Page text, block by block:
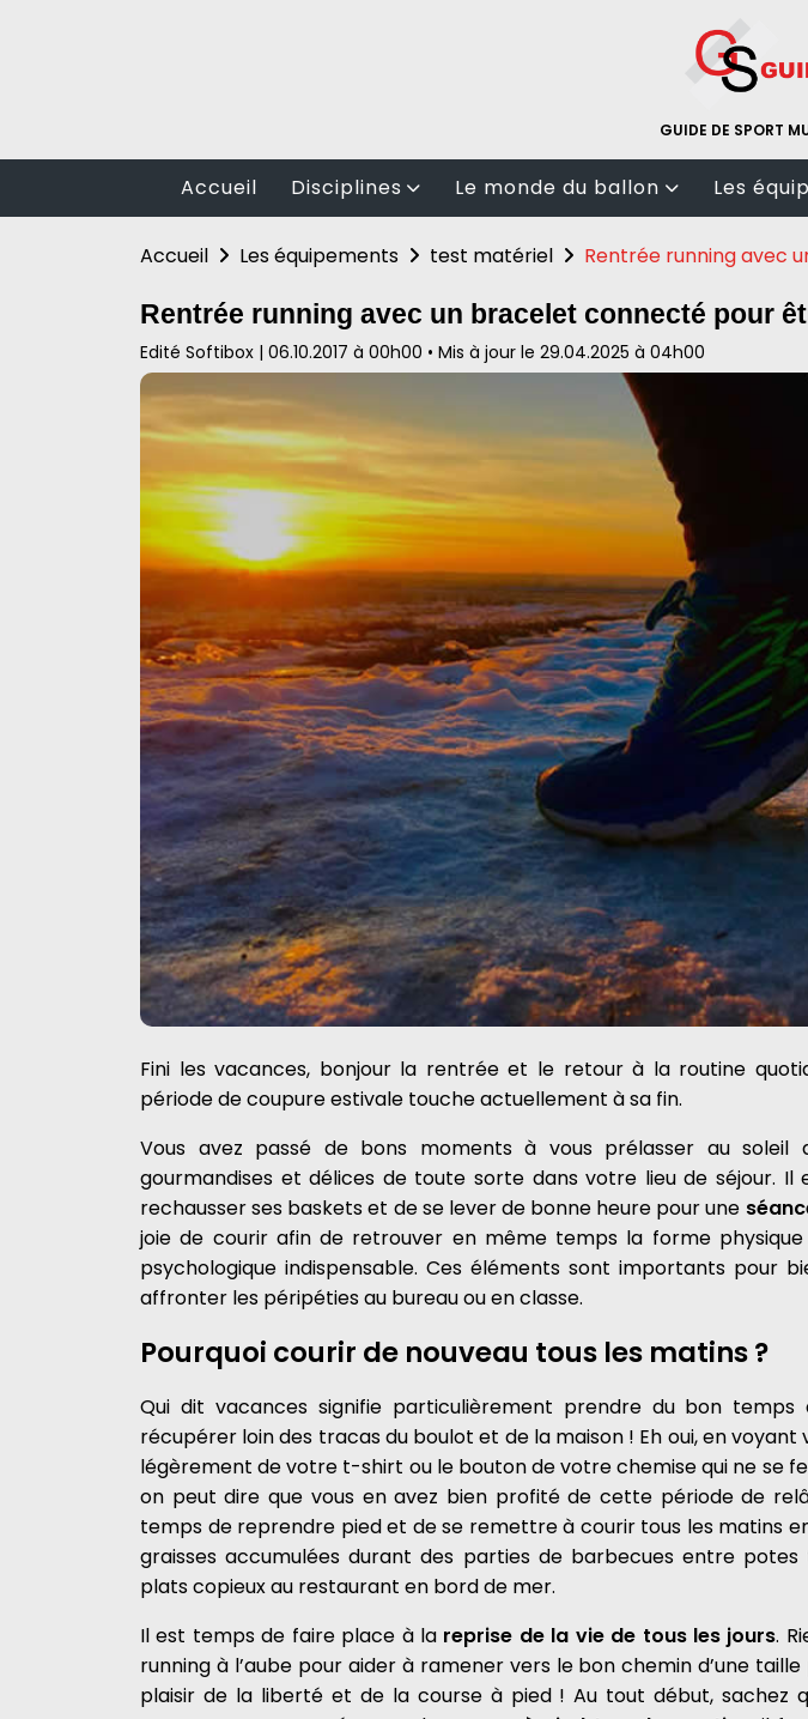
GUIDE DE SPORT
Accueil Disciplines
Randonnée
Fitness
Arts martiaux
Sports en plein air
Natation
Le monde du ballon
Football
Rugby
Les sports de raquette
Les
Salle de
Accueil Les équipements test matériel Rentrée running avec
Rentrée running avec un bracelet connecté pour
Edité Softibox | 06.10.2017 à 00h00 • Mis à jour le 29.04.2025 à 04h00
Fini les vacances, bonjour la rentrée et le retour à la routine
période de coupure estivale touche actuellement à sa fin.
Vous avez passé de bons moments à vous prélasser au soleil
gourmandises et délices de toute sorte dans votre lieu de séjour.
rechausser ses baskets et de se lever de bonne heure pour une
joie de courir afin de retrouver en même temps la forme
psychologique indispensable. Ces éléments sont importants pour
affronter les péripéties au bureau ou en classe.
Pourquoi courir de nouveau tous les matins ?
Qui dit vacances signifie particulièrement prendre du bon
récupérer loin des tracas du boulot et de la maison ! Eh oui, en
légèrement de votre t-shirt ou le bouton de votre chemise qui ne se
on peut dire que vous en avez bien profité de cette période de
temps de reprendre pied et de se remettre à courir tous les matins
graisses accumulées durant des parties de barbecues entre potes
plats copieux au restaurant en bord de mer.
Il est temps de faire place à la reprise de la vie de tous les jours.
running à l’aube pour aider à ramener vers le bon chemin d’une
plaisir de la liberté et de la course à pied ! Au tout début, sachez